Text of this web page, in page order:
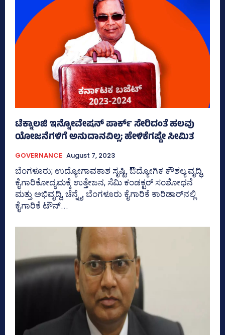
ಟೆಕ್ನಾಲಜಿ ಇನ್ನೋವೇಷನ್‌ ಪಾರ್ಕ್‌ ಸೇರಿದಂತೆ ಹಲವು
ಯೋಜನೆಗಳಿಗೆ ಅನುದಾನವಿಲ್ಲ; ಹೇಳಿಕೆಗಷ್ಟೇ ಸೀಮಿತ
GOVERNANCE August 7, 2023
ಬೆಂಗಳೂರು; ಉದ್ಯೋಗಾವಕಾಶ ಸೃಷ್ಟಿ, ಔದ್ಯೋಗಿಕ ಕೌಶಲ್ಯ ವೃದ್ಧಿ,
ಕೈಗಾರಿಕೋದ್ಯಮಕ್ಕೆ ಉತ್ತೇಜನ, ಸೆಮಿ ಕಂಡಕ್ಟರ್‍‌ ಸಂಶೋಧನೆ
ಮತ್ತು ಅಭಿವೃದ್ದಿ, ಚೆನ್ನೈ, ಬೆಂಗಳೂರು ಕೈಗಾರಿಕೆ ಕಾರಿಡಾರ್‍‌ನಲ್ಲಿ
ಕೈಗಾರಿಕೆ ಟೌನ್‌...